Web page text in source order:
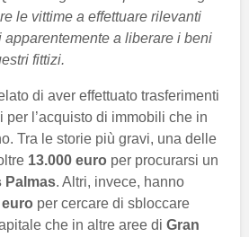
le vittime a effettuare rilevanti
apparentemente a liberare i beni
fittizi.
di aver effettuato trasferimenti
per l’acquisto di immobili che in
Tra le storie più gravi, una delle
13.000 euro per procurarsi un
Palmas. Altri, invece, hanno
euro per cercare di sbloccare
che in altre aree di Gran